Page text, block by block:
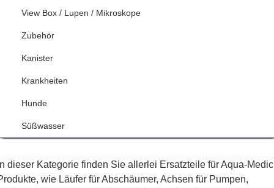
View Box / Lupen / Mikroskope
Zubehör
Kanister
Krankheiten
Hunde
Süßwasser
dieser Kategorie finden Sie allerlei Ersatzteile für Aqua-Medic
wie Läufer für Abschäumer, Achsen für Pumpen,